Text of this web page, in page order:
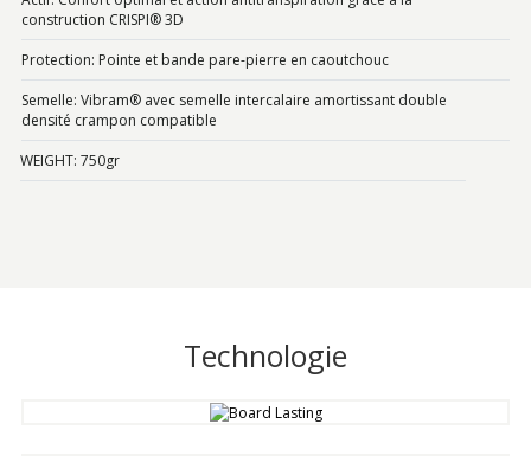
construction CRISPI® 3D
Protection: Pointe et bande pare-pierre en caoutchouc
Semelle: Vibram® avec semelle intercalaire amortissant double
densité crampon compatible
WEIGHT: 750gr
Technologie